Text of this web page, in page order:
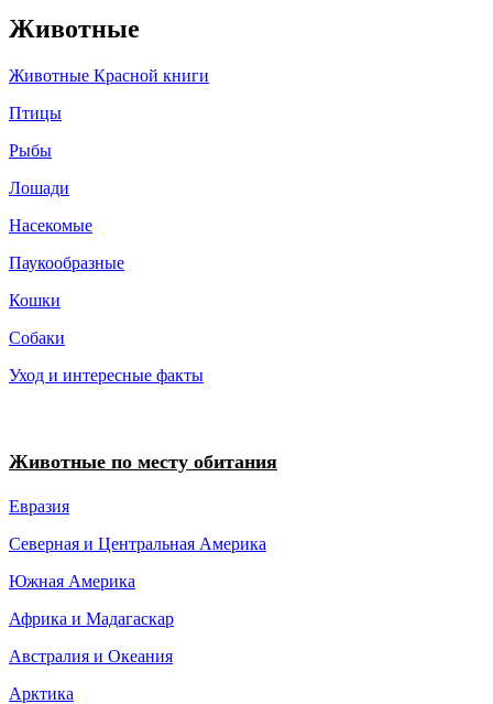
Животные
Животные Красной книги
Птицы
Рыбы
Лошади
Насекомые
Паукообразные
Кошки
Собаки
Уход и интересные факты
Животные по месту обитания
Евразия
Северная и Центральная Америка
Южная Америка
Африка и Мадагаскар
Австралия и Океания
Арктика